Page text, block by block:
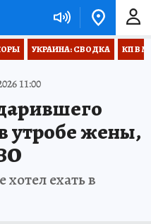
УКРАИНА: СВОДКА КП В
11:00
утробе жены,
ехать в